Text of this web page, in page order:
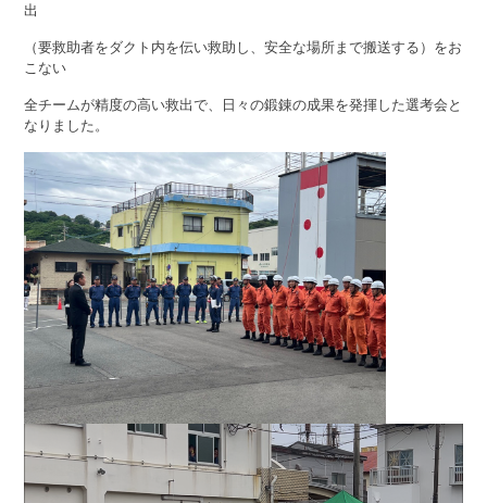
出
（要救助者をダクト内を伝い救助し、安全な場所まで搬送する）をお
こない
全チームが精度の高い救出で、日々の鍛錬の成果を発揮した選考会と
なりました。